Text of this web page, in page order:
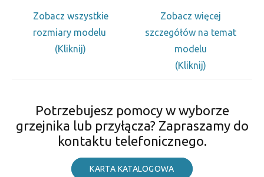
Zobacz wszystkie
rozmiary modelu
(Kliknij)
Zobacz więcej
szczegółów na temat
modelu
(Kliknij)
Potrzebujesz pomocy w wyborze
grzejnika lub przyłącza? Zapraszamy do
kontaktu telefonicznego.
KARTA KATALOGOWA